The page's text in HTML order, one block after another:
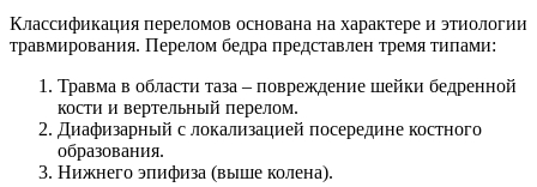
Классификация переломов основана на характере и этиологии
травмирования. Перелом бедра представлен тремя типами:
Травма в области таза – повреждение шейки бедренной
кости и вертельный перелом.
Диафизарный с локализацией посередине костного
образования.
Нижнего эпифиза (выше колена).